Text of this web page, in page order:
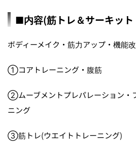
■内容(筋トレ＆サーキッ
ボディーメイク・筋力アップ・機能
①コアトレーニング・腹筋
②ムーブメントプレパレーション・
ニング
③筋トレ(ウエイトトレーニング)